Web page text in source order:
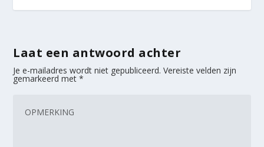
Laat een antwoord achter
Je e-mailadres wordt niet gepubliceerd. Vereiste velden zijn
gemarkeerd met*